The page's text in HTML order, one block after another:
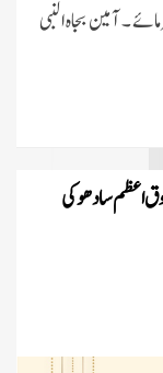
۔ آمین بجاہ النبی
اعظم سادھوکی